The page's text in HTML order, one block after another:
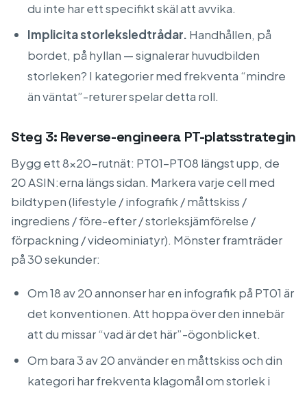
du inte har ett specifikt skäl att avvika.
Implicita storleksledtrådar. Handhållen, på
bordet, på hyllan — signalerar huvudbilden
storleken? I kategorier med frekventa “mindre
än väntat”-returer spelar detta roll.
Steg 3: Reverse-engineera PT-platsstrategin
Bygg ett 8×20-rutnät: PT01–PT08 längst upp, de
20 ASIN:erna längs sidan. Markera varje cell med
bildtypen (lifestyle / infografik / måttskiss /
ingrediens / före-efter / storleksjämförelse /
förpackning / videominiatyr). Mönster framträder
på 30 sekunder:
Om 18 av 20 annonser har en infografik på PT01 är
det konventionen. Att hoppa över den innebär
att du missar “vad är det här”-ögonblicket.
Om bara 3 av 20 använder en måttskiss och din
kategori har frekventa klagomål om storlek i